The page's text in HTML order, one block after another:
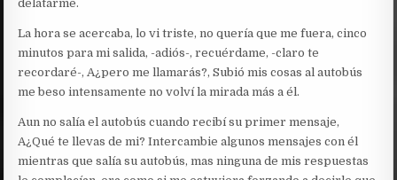
delatarme.
La hora se acercaba, lo vi triste, no quería que me fuera, cinco
minutos para mi salida, -adiós-, recuérdame, -claro te
recordaré-, A¿pero me llamarás?, Subió mis cosas al autobús
me beso intensamente no volví la mirada más a él.
Aun no salía el autobús cuando recibí su primer mensaje,
A¿Qué te llevas de mi? Intercambie algunos mensajes con él
mientras que salía su autobús, mas ninguna de mis respuestas